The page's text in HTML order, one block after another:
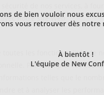
de nos services, à
notre site Web.
les fonctionnalités
Par exemple, ces
telles que le
et à analyser les
de bien vouloir nous
vous retrouver dès notre
À bientôt !
L'équipe de New